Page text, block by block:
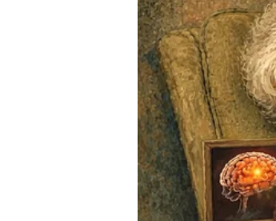
EDUCATION
Rajasthan ITI Admission 2026:
राजस्थान ITI पहली मेरिट लिस्ट जारी,
किसे मिला सीट अलॉटमेंट और आगे क्या
करना होगा